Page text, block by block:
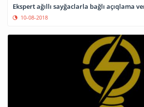
Ekspert ağıllı sayğaclarla bağlı açıqlama
10-08-2018